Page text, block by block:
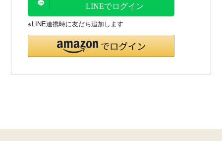
LINEでログイン
※LINE連携時に友だち追加します